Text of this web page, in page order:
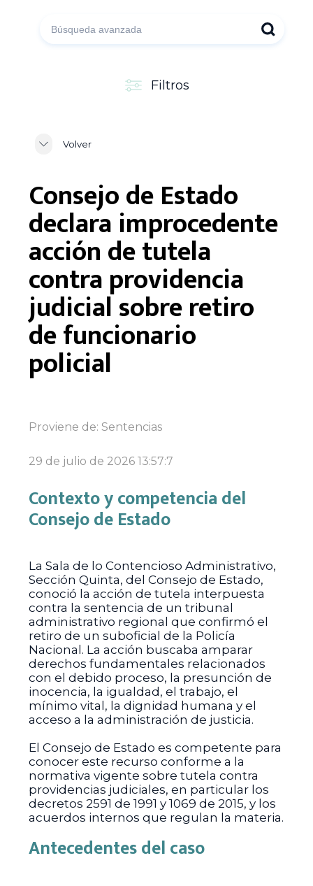
Filtros
Volver
Consejo de Estado
declara improcedente
acción de tutela
contra providencia
judicial sobre retiro
de funcionario
policial
Proviene de: Sentencias
29 de julio de 2026 13:57:7
Contexto y competencia del
Consejo de Estado
La Sala de lo Contencioso Administrativo,
Sección Quinta, del Consejo de Estado,
conoció la acción de tutela interpuesta
contra la sentencia de un tribunal
administrativo regional que confirmó el
retiro de un suboficial de la Policía
Nacional. La acción buscaba amparar
derechos fundamentales relacionados
con el debido proceso, la presunción de
inocencia, la igualdad, el trabajo, el
mínimo vital, la dignidad humana y el
acceso a la administración de justicia.
El Consejo de Estado es competente para
conocer este recurso conforme a la
normativa vigente sobre tutela contra
providencias judiciales, en particular los
decretos 2591 de 1991 y 1069 de 2015, y los
acuerdos internos que regulan la materia.
Antecedentes del caso